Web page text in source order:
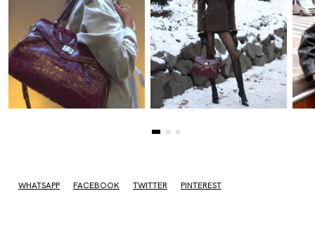
WHATSAPP FACEBOOK TWITTER PINTEREST